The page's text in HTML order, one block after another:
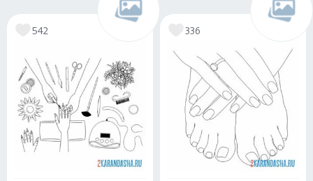
542 336